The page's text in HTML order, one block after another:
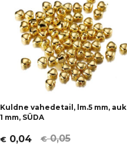
Kuldne vahedetail, lm.5 mm, auk
1 mm, SÜDA
€0,05
Algne
€ 0,04
Current